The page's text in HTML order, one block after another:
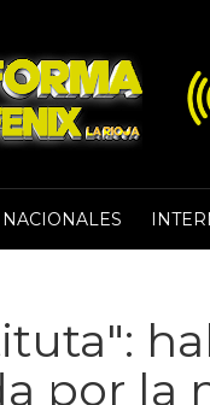
NACIONALES
por la